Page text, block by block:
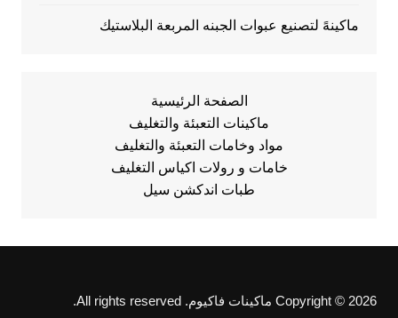
ماكينهً لتصنيع عبوات الجبنه المربعة البلاستيك
الصفحة الرئيسية
ماكينات التعبئة والتغليف
مواد وخامات التعبئة والتغليف
خامات و رولات اكياس التغليف
طبات اندكشن سيل
Copyright © 2026 ماكينات فاكيوم. All rights reserved.